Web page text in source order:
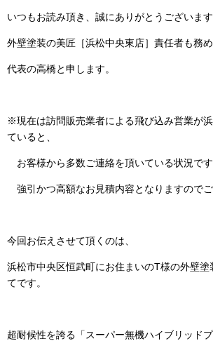
いつもお読み頂き、誠にありがとうございます
外壁塗装の美匠［浜松中央東店］責任者も務め
代表の高橋と申します。
※現在は訪問販売業者による飛び込み営業が
ていると、
お客様から多数ご連絡を頂いている状況です
強引かつ高額なお見積内容となりますのでご
今回お伝えさせて頂くのは、
浜松市中央区恒武町にお住まいのT様の外壁
てです。
超耐候性を誇る「スーパー無機ハイブリッド